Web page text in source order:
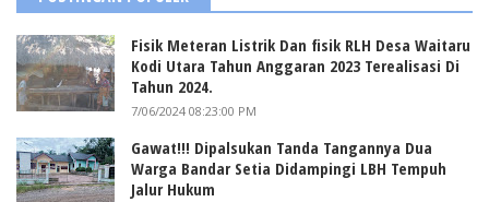
Fisik Meteran Listrik Dan fisik RLH Desa Waitaru
Kodi Utara Tahun Anggaran 2023 Terealisasi Di
Tahun 2024.
7/06/2024 08:23:00 PM
Gawat!!! Dipalsukan Tanda Tangannya Dua
Warga Bandar Setia Didampingi LBH Tempuh
Jalur Hukum